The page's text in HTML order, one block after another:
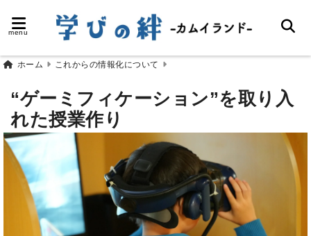
menu
ホーム これからの情報化について
“ゲーミフィケーション”を取り入
れた授業作り